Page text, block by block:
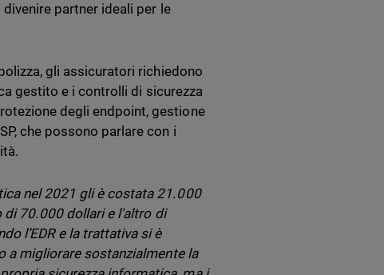
partner ideali per le
gli assicuratori richiedono
gestito e i controlli di sicurezza
degli endpoint, gestione
che possono parlare con i
nel 2021 gli è costata 21.000
di 70.000 dollari e l'altro di
l’EDR e la trattativa si è
a migliorare sostanzialmente la